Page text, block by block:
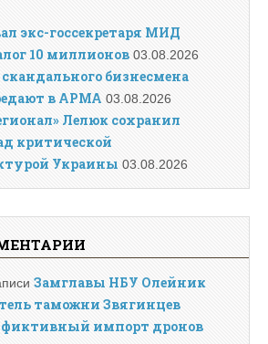
экс-госсекретаря МИД
10 миллионов 03.08.2026
бизнесмена
в АРМА 03.08.2026
Лелюк сохранил
критической
Украины 03.08.2026
Замглавы НБУ Олейник
таможни Звягинцев
импорт дронов